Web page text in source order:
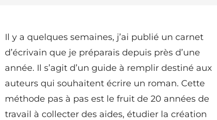
Il y a quelques semaines, j’ai publié un carnet
d’écrivain que je préparais depuis près d’une
année. Il s’agit d’un guide à remplir destiné aux
auteurs qui souhaitent écrire un roman. Cette
méthode pas à pas est le fruit de 20 années de
travail à collecter des aides, étudier la création